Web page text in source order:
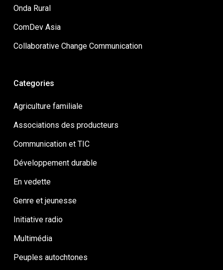
Onda Rural
ComDev Asia
Collaborative Change Communication
Categories
Agriculture familiale
Associations des producteurs
Communication et TIC
Développement durable
En vedette
Genre et jeunesse
Initiative radio
Multimédia
Peuples autochtones